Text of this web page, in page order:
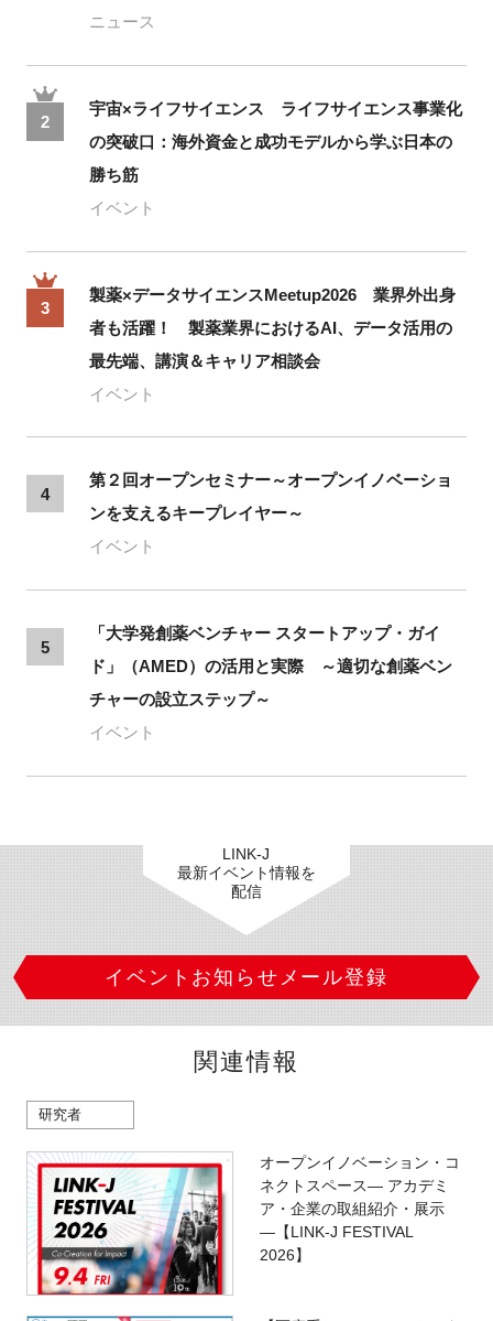
ニュース
2
宇宙×ライフサイエンス ライフサイエンス事業化
の突破口：海外資金と成功モデルから学ぶ日本の
勝ち筋
イベント
3
製薬×データサイエンスMeetup2026 業界外出身
者も活躍！ 製薬業界におけるAI、データ活用の
最先端、講演＆キャリア相談会
イベント
4
第２回オープンセミナー～オープンイノベーショ
ンを支えるキープレイヤー～
イベント
5
「大学発創薬ベンチャー スタートアップ・ガイ
ド」（AMED）の活用と実際 ～適切な創薬ベン
チャーの設立ステップ～
イベント
LINK-J
最新イベント情報を
配信
イベントお知らせメール登録
関連情報
研究者
オープンイノベーション・コ
ネクトスペース― アカデミ
ア・企業の取組紹介・展示
―【LINK-J FESTIVAL
2026】